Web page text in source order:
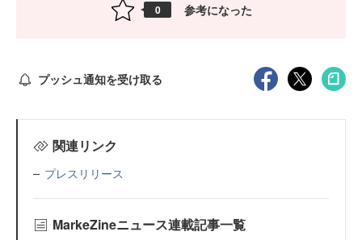
0 参考になった
プッシュ通知を受け取る
関連リンク
プレスリリース
MarkeZineニュース連載記事一覧